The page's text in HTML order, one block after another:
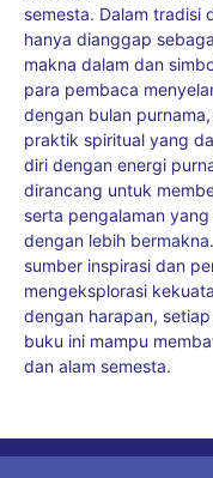
semesta. Dalam tradisi
hanya dianggap
makna dalam dan
para pembaca
dengan bulan
praktik spiritual yang
diri dengan energi
dirancang untuk
serta pengalaman
dengan lebih
sumber inspirasi dan
mengeksplorasi
dengan harapan,
buku ini mampu
dan alam semesta.